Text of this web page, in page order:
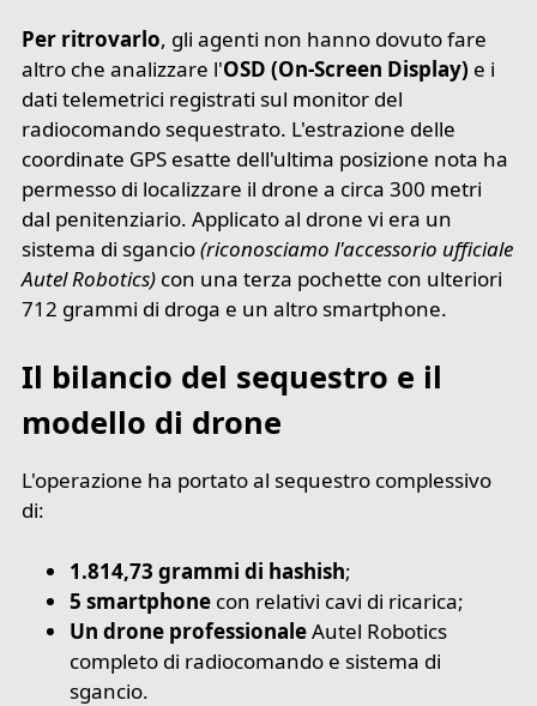
Per ritrovarlo, gli agenti non hanno dovuto fare
altro che analizzare l'OSD (On-Screen Display) e i
dati telemetrici registrati sul monitor del
radiocomando sequestrato. L'estrazione delle
coordinate GPS esatte dell'ultima posizione nota ha
permesso di localizzare il drone a circa 300 metri
dal penitenziario. Applicato al drone vi era un
sistema di sgancio(riconosciamo l'accessorio ufficiale
Autel Robotics) con una terza pochette con ulteriori
712 grammi di droga e un altro smartphone.
Il bilancio del sequestro e il
modello di drone
L'operazione ha portato al sequestro complessivo
di:
1.814,73 grammi di hashish;
5 smartphone con relativi cavi di ricarica;
Un drone professionaleAutel Robotics
completo di radiocomando e sistema di
sgancio.